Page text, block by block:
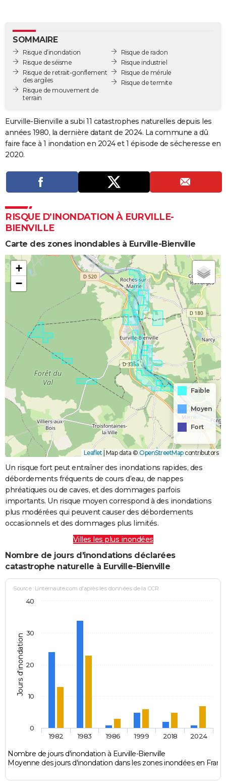
GUIDES D'ACHAT
BONS PLANS
CARTE DE VOEUX
Carte de Noël
Carte Bonne année
Carte Saint-Valentin
Carte Pâques
Carte d'anniversaire
DICTIONNAIRE
COPAINS D'AVANT
S'inscrire
Se connecter
Lycées
Collèges
Primaires
Universités
Entreprises
Service militaire
Avis de recherche
AVIS DE DÉCÈS
Bricolage
Lifestyle
Culture
Sport
Auto
Television
Voyage
Cinema
SOMMAIRE
Risque d’inondation
Risque de séisme
Risque de retrait-gonflement
des argiles
Risque de mouvement de
terrain
Risque de radon
Risque industriel
Risque de mérule
Risque de termite
Eurville-Bienville a subi 11 catastrophes naturelles depuis les
années 1980, la dernière datant de 2024. La commune a dû
faire face à 1 inondation en 2024 et 1 épisode de sécheresse en
2020.
RISQUE D’INONDATION À EURVILLE-
BIENVILLE
Carte des zones inondables à Eurville-Bienville
+
−
Faible
Moyen
Fort
Leaflet | Map data ©OpenStreetMapcontributors
Un risque fort peut entraîner des inondations rapides, des
débordements fréquents de cours d’eau, de nappes
phréatiques ou de caves, et des dommages parfois
importants. Un risque moyen correspond à des inondations
plus modérées qui peuvent causer des débordements
occasionnels et des dommages plus limités.
Villes les plus inondées
Nombre de jours d'inondations déclarées
catastrophe naturelle à Eurville-Bienville
Jours d'inondation
Source : Linternaute.com d'après les données de la CCR
Nombre de jours d'inondation à Eurville-Bienville
Moyenne des jours d'inondation dans les zones inondées en
1982 1983 1986 1999 2018 2024
0
10
20
30
40